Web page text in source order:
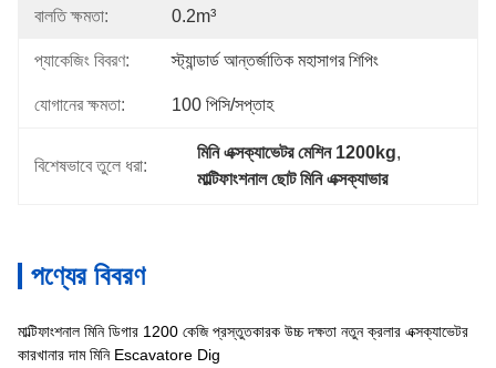
বালতি ক্ষমতা: 0.2m³
প্যাকেজিং বিবরণ: স্ট্যান্ডার্ড আন্তর্জাতিক মহাসাগর শিপিং
যোগানের ক্ষমতা: 100 পিসি/সপ্তাহ
বিশেষভাবে তুলে ধরা:
মিনি এক্সক্যাভেটর মেশিন 1200kg,
মাল্টিফাংশনাল ছোট মিনি এক্সক্যাভার
পণ্যের বিবরণ
মাল্টিফাংশনাল মিনি ডিগার 1200 কেজি প্রস্তুতকারক উচ্চ দক্ষতা নতুন ক্রলার এক্সক্যাভেটর
কারখানার দাম মিনি Escavatore Dig